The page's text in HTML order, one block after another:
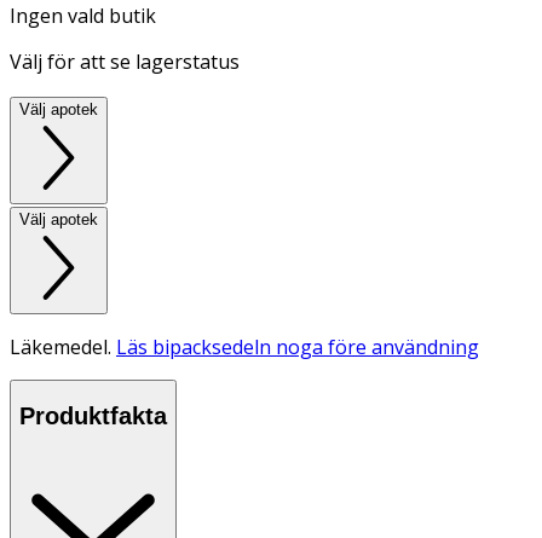
Ingen vald butik
Välj för att se lagerstatus
Välj apotek
Välj apotek
Läkemedel. Läs bipacksedeln noga före användning
Produktfakta